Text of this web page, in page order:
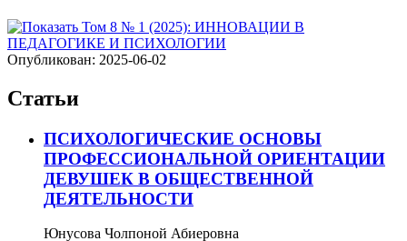
Опубликован: 2025-06-02
Статьи
ПСИХОЛОГИЧЕСКИЕ ОСНОВЫ
ПРОФЕССИОНАЛЬНОЙ ОРИЕНТАЦИИ
ДЕВУШЕК В ОБЩЕСТВЕННОЙ
ДЕЯТЕЛЬНОСТИ
Юнусова Чолпоной Абиеровна